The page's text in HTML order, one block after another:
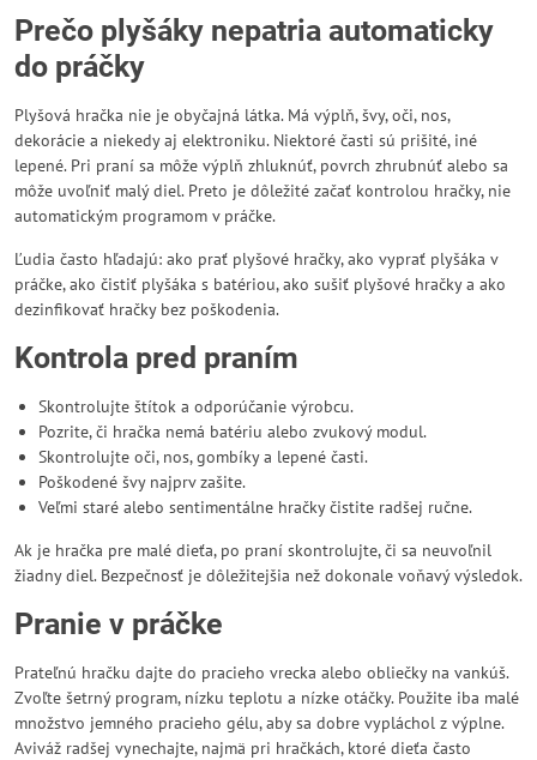
Prečo plyšáky nepatria automaticky
do práčky
Plyšová hračka nie je obyčajná látka. Má výplň, švy, oči, nos,
dekorácie a niekedy aj elektroniku. Niektoré časti sú prišité, iné
lepené. Pri praní sa môže výplň zhluknúť, povrch zhrubnúť alebo sa
môže uvoľniť malý diel. Preto je dôležité začať kontrolou hračky, nie
automatickým programom v práčke.
Ľudia často hľadajú: ako prať plyšové hračky, ako vyprať plyšáka v
práčke, ako čistiť plyšáka s batériou, ako sušiť plyšové hračky a ako
dezinfikovať hračky bez poškodenia.
Kontrola pred praním
Skontrolujte štítok a odporúčanie výrobcu.
Pozrite, či hračka nemá batériu alebo zvukový modul.
Skontrolujte oči, nos, gombíky a lepené časti.
Poškodené švy najprv zašite.
Veľmi staré alebo sentimentálne hračky čistite radšej ručne.
Ak je hračka pre malé dieťa, po praní skontrolujte, či sa neuvoľnil
žiadny diel. Bezpečnosť je dôležitejšia než dokonale voňavý výsledok.
Pranie v práčke
Prateľnú hračku dajte do pracieho vrecka alebo obliečky na vankúš.
Zvoľte šetrný program, nízku teplotu a nízke otáčky. Použite iba malé
množstvo jemného pracieho gélu, aby sa dobre vypláchol z výplne.
Aviváž radšej vynechajte, najmä pri hračkách, ktoré dieťa často